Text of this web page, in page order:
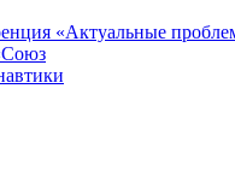
«Актуальные